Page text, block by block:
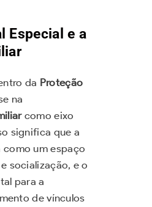
Especial e a
da Proteção
na
como eixo
significa que a
um espaço
socialização, e o
para a
de vínculos